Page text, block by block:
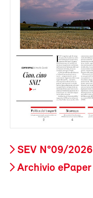
SEV N°09/2026
Archivio ePaper